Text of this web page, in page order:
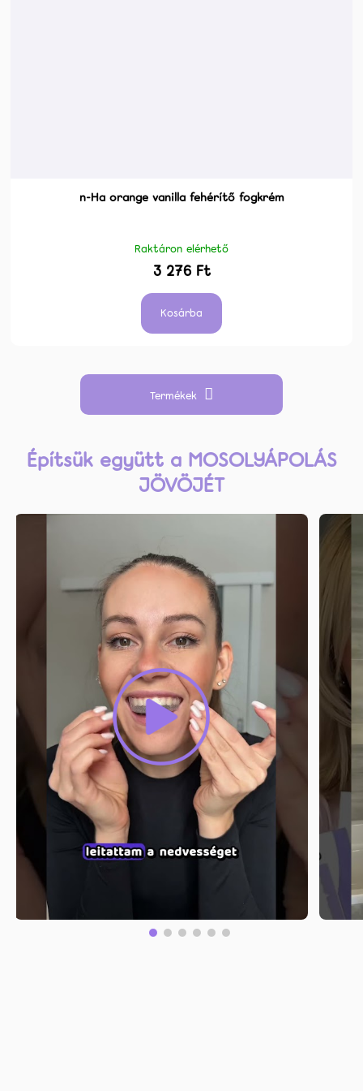
n-Ha orange vanilla fehérítő fogkrém
Raktáron elérhető
3 276 Ft
Kosárba
Termékek
Építsük együtt a MOSOLYÁPOLÁS
JÖVÖJÉT